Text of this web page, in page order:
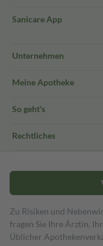
Sanicare App
Unternehmen
Meine Apotheke
So geht's
Rechtliches
Zu Risiken und
fragen Sie Ihre Ärztin,
Üblicher